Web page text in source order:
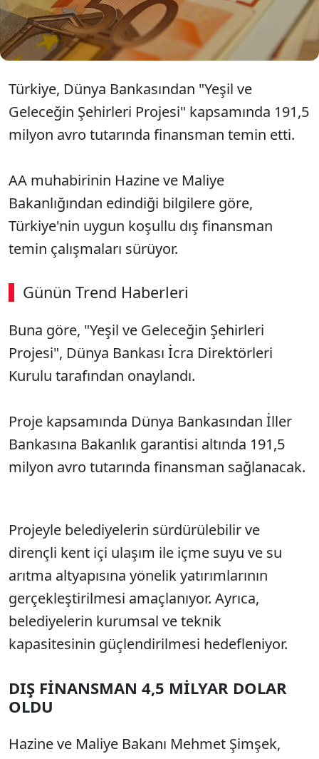
sağladı.
Türkiye, Dünya Bankasından "Yeşil ve
Geleceğin Şehirleri Projesi" kapsamında 191,5
milyon avro tutarında finansman temin etti.
AA muhabirinin Hazine ve Maliye
Bakanlığından edindiği bilgilere göre,
Türkiye'nin uygun koşullu dış finansman
temin çalışmaları sürüyor.
Günün Trend Haberleri
00:02 / 08:15
Buna göre, "Yeşil ve Geleceğin Şehirleri
Projesi", Dünya Bankası İcra Direktörleri
Kurulu tarafından onaylandı.
Proje kapsamında Dünya Bankasından İller
Bankasına Bakanlık garantisi altında 191,5
milyon avro tutarında finansman sağlanacak.
Projeyle belediyelerin sürdürülebilir ve
dirençli kent içi ulaşım ile içme suyu ve su
arıtma altyapısına yönelik yatırımlarının
gerçekleştirilmesi amaçlanıyor. Ayrıca,
belediyelerin kurumsal ve teknik
kapasitesinin güçlendirilmesi hedefleniyor.
DIŞ FİNANSMAN 4,5 MİLYAR DOLAR
OLDU
Hazine ve Maliye Bakanı Mehmet Şimşek,